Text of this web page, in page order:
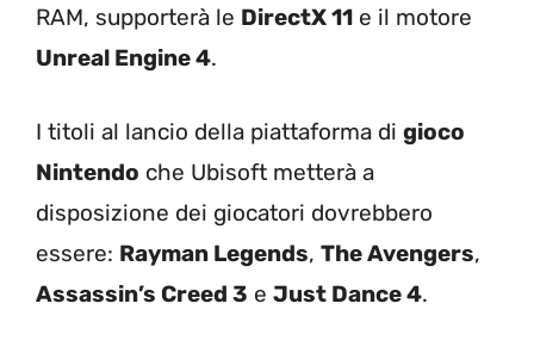
RAM, supporterà le DirectX 11 e il motore
Unreal Engine 4.
I titoli al lancio della piattaforma di gioco
Nintendo che Ubisoft metterà a
disposizione dei giocatori dovrebbero
essere: Rayman Legends, The Avengers,
Assassin’s Creed 3 e Just Dance 4.